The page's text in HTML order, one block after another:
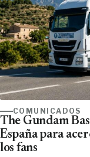
COMUNICADOS
The Gundam
España para
los fans